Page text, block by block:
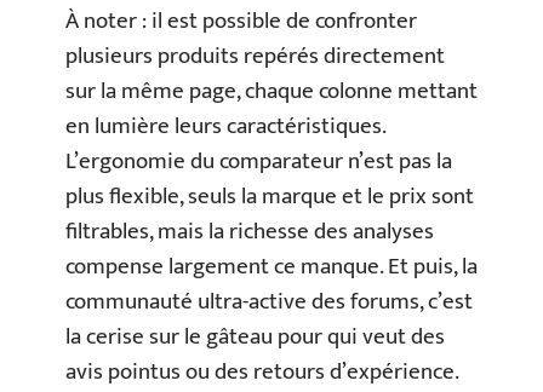
À noter : il est possible de confronter
plusieurs produits repérés directement
sur la même page, chaque colonne mettant
en lumière leurs caractéristiques.
L’ergonomie du comparateur n’est pas la
plus flexible, seuls la marque et le prix sont
filtrables, mais la richesse des analyses
compense largement ce manque. Et puis, la
communauté ultra-active des forums, c’est
la cerise sur le gâteau pour qui veut des
avis pointus ou des retours d’expérience.